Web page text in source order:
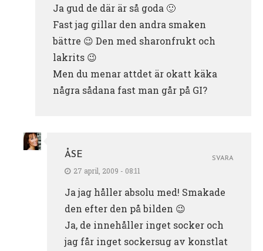
Ja gud de där är så goda 🙂
Fast jag gillar den andra smaken
bättre 😉 Den med sharonfrukt och
lakrits 😉
Men du menar attdet är okatt käka
några sådana fast man går på GI?
ÅSE
27 april, 2009 - 08:11
Ja jag håller absolu med! Smakade
den efter den på bilden 😉
Ja, de innehåller inget socker och
jag får inget sockersug av konstlat
SVARA